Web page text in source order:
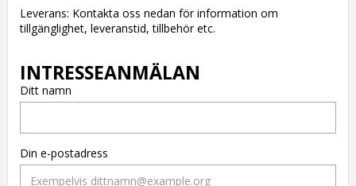
Leverans: Kontakta oss nedan för information om
tillgänglighet, leveranstid, tillbehör etc.
Ditt namn
Din e-postadress